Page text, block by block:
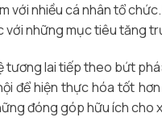
với nhiều cá nhân tổ
với những mục tiêu tăng
lai tiếp theo bứt
để hiện thực hóa tốt
đóng góp hữu ích cho